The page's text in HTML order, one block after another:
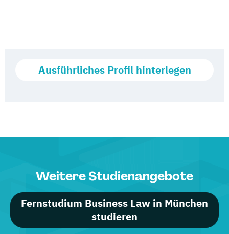
Ausführliches Profil hinterlegen
Weitere Studienangebote
Fernstudium Business Law in München
studieren